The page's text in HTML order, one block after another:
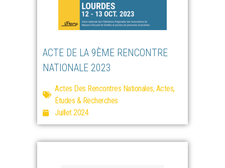
ACTE DE LA 9ÈME RENCONTRE
NATIONALE 2023
Actes Des Rencontres Nationales,Actes,
Études & Recherches
Juillet 2024